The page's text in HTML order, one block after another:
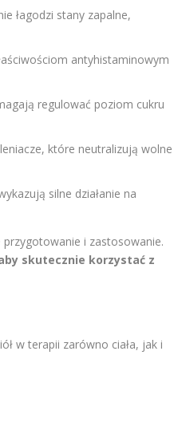
łagodzi stany zapalne,
antyhistaminowym
regulować poziom cukru
które neutralizują wolne
silne działanie na
i zastosowanie.
skutecznie korzystać z
w terapii zarówno ciała, jak i